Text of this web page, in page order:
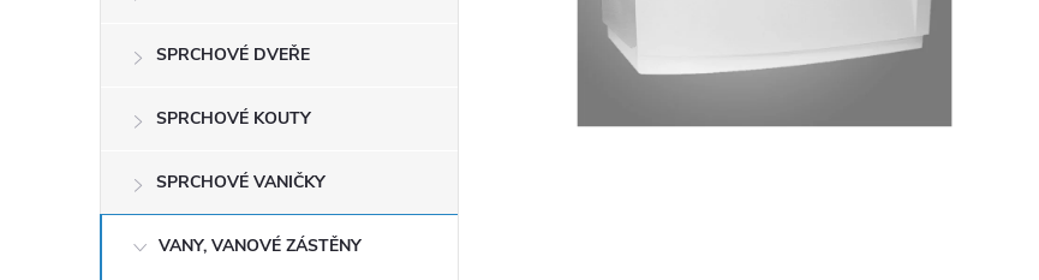
SPRCHOVÉ DVEŘE
SPRCHOVÉ KOUTY
SPRCHOVÉ VANIČKY
VANY, VANOVÉ ZÁSTĚNY